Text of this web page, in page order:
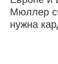
Мюллер
нужна